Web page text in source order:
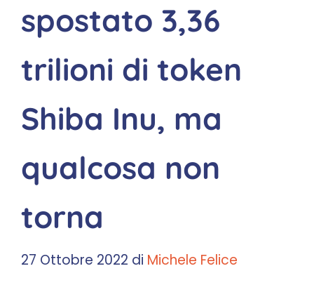
spostato 3,36
trilioni di token
Shiba Inu, ma
qualcosa non
torna
27 Ottobre 2022 di Michele Felice